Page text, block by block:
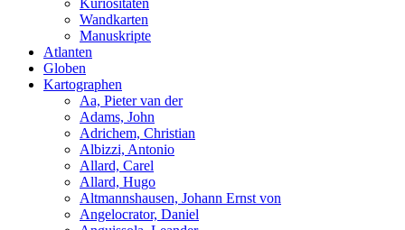
Kuriositäten
Wandkarten
Manuskripte
Atlanten
Globen
Kartographen
Aa, Pieter van der
Adams, John
Adrichem, Christian
Albizzi, Antonio
Allard, Carel
Allard, Hugo
Altmannshausen, Johann Ernst von
Angelocrator, Daniel